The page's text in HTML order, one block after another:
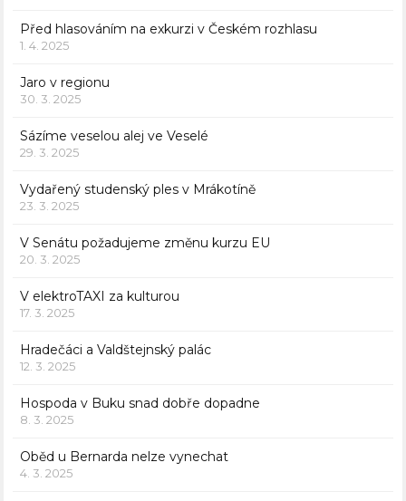
Před hlasováním na exkurzi v Českém rozhlasu
1. 4. 2025
Jaro v regionu
30. 3. 2025
Sázíme veselou alej ve Veselé
29. 3. 2025
Vydařený studenský ples v Mrákotíně
23. 3. 2025
V Senátu požadujeme změnu kurzu EU
20. 3. 2025
V elektroTAXI za kulturou
17. 3. 2025
Hradečáci a Valdštejnský palác
12. 3. 2025
Hospoda v Buku snad dobře dopadne
8. 3. 2025
Oběd u Bernarda nelze vynechat
4. 3. 2025